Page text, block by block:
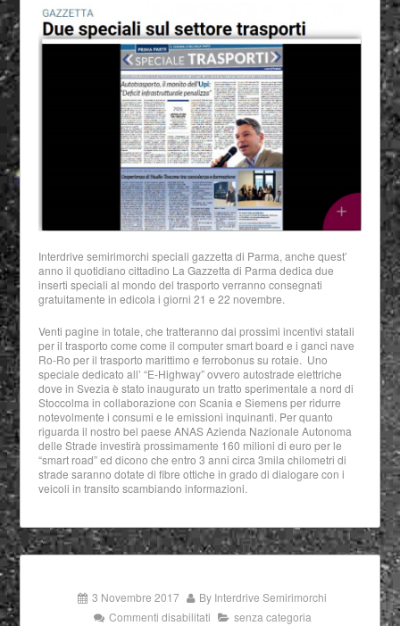
Interdrive semirimorchi speciali gazzetta di Parma, anche quest’
anno il quotidiano cittadino La Gazzetta di Parma dedica due
inserti speciali al mondo del trasporto verranno consegnati
gratuitamente in edicola i giorni 21 e 22 novembre.
Venti pagine in totale, che tratteranno dai prossimi incentivi statali
per il trasporto come come il computer smart board e i ganci nave
Ro-Ro per il trasporto marittimo e ferrobonus su rotaie. Uno
speciale dedicato all’ “E-Highway” ovvero autostrade elettriche
dove in Svezia è stato inaugurato un tratto sperimentale a nord di
Stoccolma in collaborazione con Scania e Siemens per ridurre
notevolmente i consumi e le emissioni inquinanti. Per quanto
riguarda il nostro bel paese ANAS Azienda Nazionale Autonoma
delle Strade investirà prossimamente 160 milioni di euro per le
“smart road” ed dicono che entro 3 anni circa 3mila chilometri di
strade saranno dotate di fibre ottiche in grado di dialogare con i
veicoli in transito scambiando informazioni.
3 Novembre 2017 By Interdrive Semirimorchi
Commenti disabilitati
senza categoria